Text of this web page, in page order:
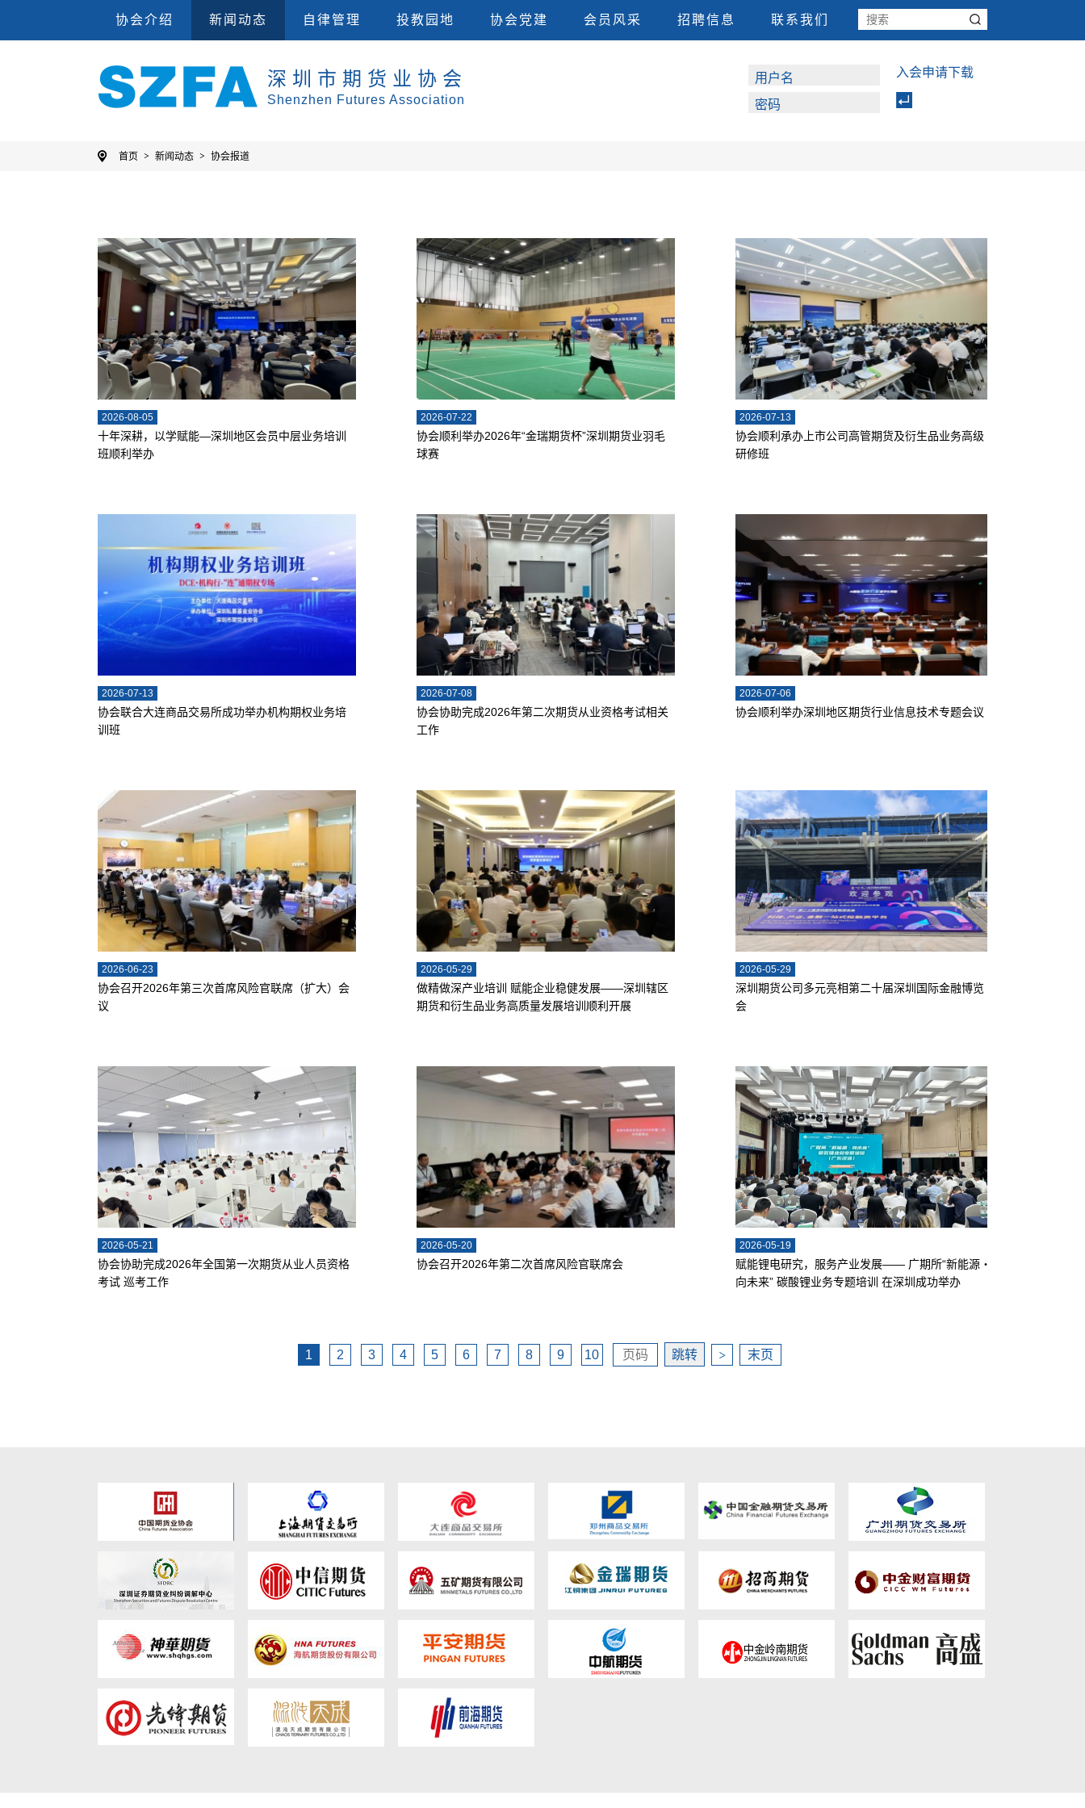
协会介绍
新闻动态
自律管理
投教园地
协会党建
会员风采 招聘信息 联系我们
深圳市期货业协会
Shenzhen Futures Association
用户名
密码
入会申请下载
首页 新闻动态 协会报道
2026-08-05
十年深耕，以学赋能—深圳地区会员中层业务培训
班顺利举办
2026-07-22
协会顺利举办2026年“金瑞期货杯”深圳期货业羽毛
球赛
2026-07-13
协会顺利承办上市公司高管期货及衍生品业务高级
研修班
2026-07-13
协会联合大连商品交易所成功举办机构期权业务培
训班
2026-07-08
协会协助完成2026年第二次期货从业资格考试相关
工作
2026-07-06
协会顺利举办深圳地区期货行业信息技术专题会议
2026-06-23
协会召开2026年第三次首席风险官联席（扩大）会
议
2026-05-29
做精做深产业培训 赋能企业稳健发展——深圳辖区
期货和衍生品业务高质量发展培训顺利开展
2026-05-29
深圳期货公司多元亮相第二十届深圳国际金融博览
会
2026-05-21
协会协助完成2026年全国第一次期货从业人员资格
考试 巡考工作
2026-05-20
协会召开2026年第二次首席风险官联席会
2026-05-19
赋能锂电研究，服务产业发展—— 广期所“新能源・
向未来” 碳酸锂业务专题培训 在深圳成功举办
1 2 3 4 5 6 7 8 9 10 跳转 末页